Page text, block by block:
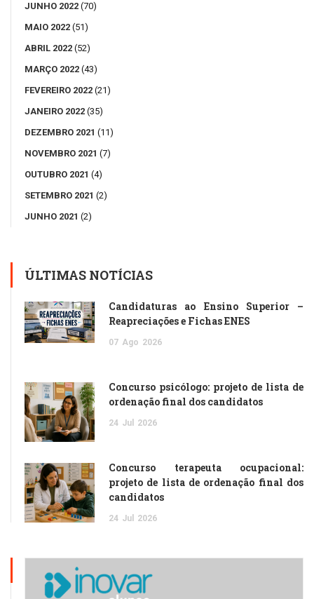
JUNHO 2022 (70)
MAIO 2022 (51)
ABRIL 2022 (52)
MARÇO 2022 (43)
FEVEREIRO 2022 (21)
JANEIRO 2022 (35)
DEZEMBRO 2021 (11)
NOVEMBRO 2021 (7)
OUTUBRO 2021 (4)
SETEMBRO 2021 (2)
JUNHO 2021 (2)
ÚLTIMAS NOTÍCIAS
Candidaturas ao Ensino Superior –
Reapreciações e Fichas ENES
07 Ago 2026
Concurso psicólogo: projeto de lista de
ordenação final dos candidatos
24 Jul 2026
Concurso terapeuta ocupacional:
projeto de lista de ordenação final dos
candidatos
24 Jul 2026